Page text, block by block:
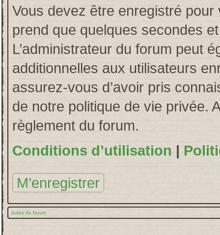
Vous devez être enregistré pour
prend que quelques secondes
L’administrateur du forum peut
additionnelles aux utilisateurs
assurez-vous d’avoir pris
de notre politique de vie privée.
règlement du forum.
Conditions d’utilisation |
M’enregistrer
Index du forum